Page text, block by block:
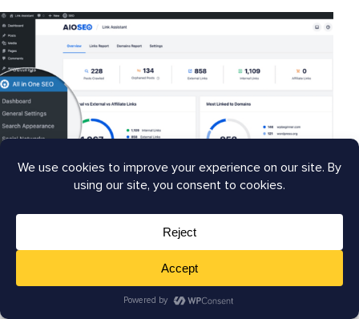
dos links em seu site clicando no Relatório de Links. Em
seguida, ele fornece um relatório com Sugestões de
Linkagem e mostra as Postagens Órfãs em seu site.